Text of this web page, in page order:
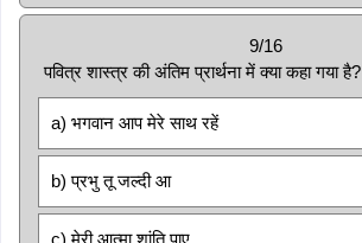
9/16
पवित्र शास्त्र की अंतिम प्रार्थना में क्या कहा गया है?
a) भगवान आप मेरे साथ रहें
b) प्रभु तू जल्दी आ
c) मेरी आत्मा शांति पाए